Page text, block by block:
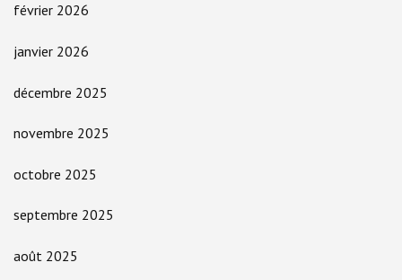
février 2026
janvier 2026
décembre 2025
novembre 2025
octobre 2025
septembre 2025
août 2025